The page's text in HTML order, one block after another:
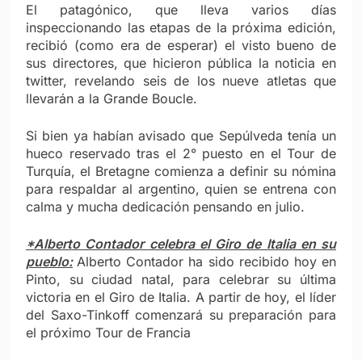
El patagónico, que lleva varios días
inspeccionando las etapas de la próxima edición,
recibió (como era de esperar) el visto bueno de
sus directores, que hicieron pública la noticia en
twitter, revelando seis de los nueve atletas que
llevarán a la Grande Boucle.
Si bien ya habían avisado que Sepúlveda tenía un
hueco reservado tras el 2° puesto en el Tour de
Turquía, el Bretagne comienza a definir su nómina
para respaldar al argentino, quien se entrena con
calma y mucha dedicación pensando en julio.
*Alberto Contador celebra el Giro de Italia en su
pueblo: Alberto Contador ha sido recibido hoy en
Pinto, su ciudad natal, para celebrar su última
victoria en el Giro de Italia. A partir de hoy, el líder
del Saxo-Tinkoff comenzará su preparación para
el próximo Tour de Francia